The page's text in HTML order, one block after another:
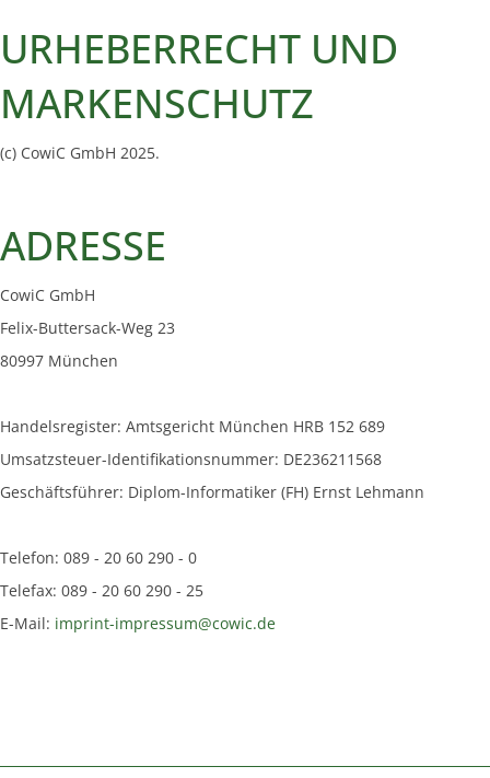
URHEBERRECHT UND
MARKENSCHUTZ
(c) CowiC GmbH 2025.
ADRESSE
CowiC GmbH
Felix-Buttersack-Weg 23
80997 München
Handelsregister: Amtsgericht München HRB 152 689
Umsatzsteuer-Identifikationsnummer: DE236211568
Geschäftsführer: Diplom-Informatiker (FH) Ernst Lehmann
Telefon: 089 - 20 60 290 - 0
Telefax: 089 - 20 60 290 - 25
E-Mail: imprint-impressum@cowic.de